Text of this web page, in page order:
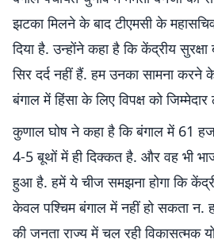
झटका मिलने के बाद टीएमसी के
दिया है. उन्होंने कहा है कि केंद्रीय सुरक्षा
सिर दर्द नहीं हैं. हम उनका सामना करने
बंगाल में हिंसा के लिए विपक्ष को जिम्मेदार
कुणाल घोष ने कहा है कि बंगाल में 61
4-5 बूथों में ही दिक्कत है. और वह भी
हुआ है. हमें ये चीज समझना होगा कि
केवल पश्चिम बंगाल में नहीं हो सकता न.
की जनता राज्य में चल रही विकासत्मक